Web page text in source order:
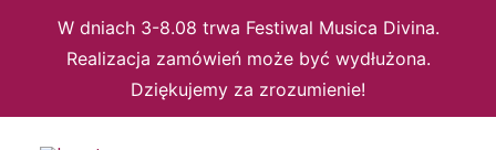
W dniach 3-8.08 trwa Festiwal Musica Divina.
Realizacja zamówień może być wydłużona.
Dziękujemy za zrozumienie!